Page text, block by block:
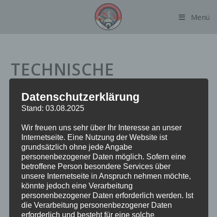
Menü
TECHNISCHE
HILFELEISTUNG ZUG /
AUF BAHNANLAGEN
Datum:3. Januar 2024 um 15:47 Uhr
Einsatzart:THZUG
Einsatzort:Sommerkamp
Fahrzeuge:FF Alsterdorf
Weitere Kräfte:BF Alsterdorf, BF Führungsdienst, BF
Süderelbe
Datenschutzerklärung
Stand: 03.08.2025
Wir freuen uns sehr über Ihr Interesse an unser
Internetseite. Eine Nutzung der Website ist
grundsätzlich ohne jede Angabe
personenbezogener Daten möglich. Sofern eine
betroffene Person besondere Services über
unsere Internetseite in Anspruch nehmen möchte,
könnte jedoch eine Verarbeitung
personenbezogener Daten erforderlich werden. Ist
die Verarbeitung personenbezogener Daten
erforderlich und besteht für eine solche